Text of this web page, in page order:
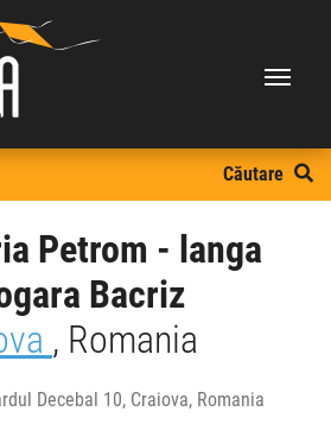
Căutare
Petrom - langa
Bacriz
, Romania
Decebal 10, Craiova, Romania